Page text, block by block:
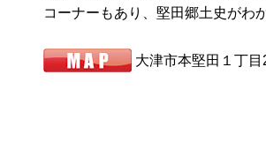
コーナーもあり、堅田郷土史がわ
大津市本堅田１丁目